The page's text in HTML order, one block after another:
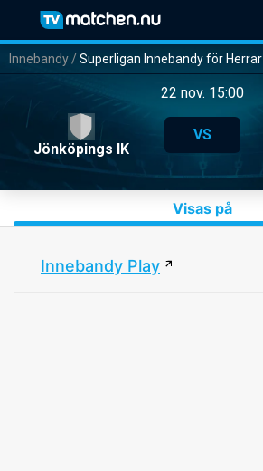
Innebandy /Superligan Innebandy för Herrar
22 nov. 15:00
Jönköpings IK
VS
Visas på
Innebandy Play